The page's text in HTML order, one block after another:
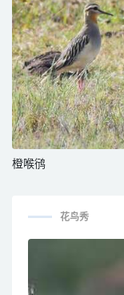
橙喉鸻
花鸟秀